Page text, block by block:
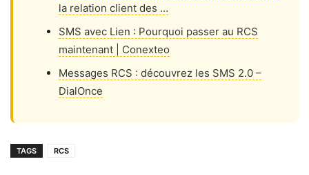
la relation client des …
SMS avec Lien : Pourquoi passer au RCS
maintenant | Conexteo
Messages RCS : découvrez les SMS 2.0 –
DialOnce
TAGS RCS